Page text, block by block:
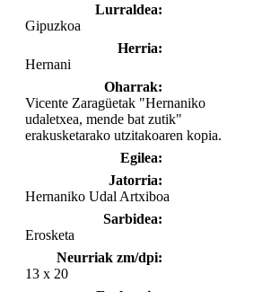
Lurraldea:
Gipuzkoa
Herria:
Hernani
Oharrak:
Vicente Zaragüetak "Hernaniko
udaletxea, mende bat zutik"
erakusketarako utzitakoaren kopia.
Egilea:
Jatorria:
Hernaniko Udal Artxiboa
Sarbidea:
Erosketa
Neurriak zm/dpi:
13 x 20